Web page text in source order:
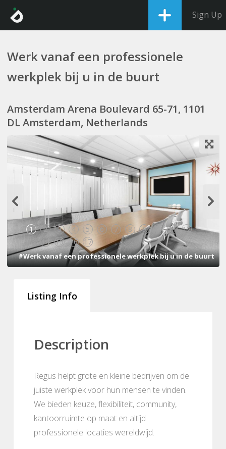
Sign Up
Werk vanaf een professionele
werkplek bij u in de buurt
Amsterdam Arena Boulevard 65-71, 1101
DL Amsterdam, Netherlands
1 2 3 4 5 6 7 8 9 10 11
12
14 15 16 17
#Werk vanaf een professionele werkplek bij u in de buurt
Listing Info
Description
Regus helpt grote en kleine bedrijven om de
juiste werkplek voor hun mensen te vinden.
We bieden keuze, flexibiliteit, community,
kantoorruimte op maat en altijd
professionele locaties wereldwijd.